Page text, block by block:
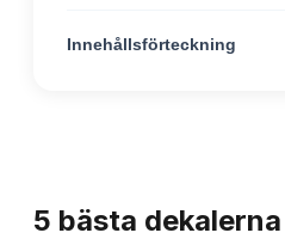
Innehållsförteckning
5 bästa